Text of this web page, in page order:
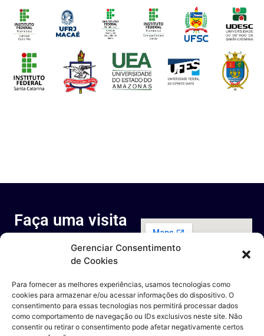
Gerenciar Consentimento
de Cookies
Para fornecer as melhores experiências, usamos tecnologias como
cookies para armazenar e/ou acessar informações do dispositivo. O
consentimento para essas tecnologias nos permitirá processar dados
como comportamento de navegação ou IDs exclusivos neste site. Não
consentir ou retirar o consentimento pode afetar negativamente certos
Faça uma visita
ao nosso
espaço
Rua Octávio Cantanhede, 817-
Universidade Federal do Rio de
Janeiro, Rio de Janeiro - RJ
Entre em contato